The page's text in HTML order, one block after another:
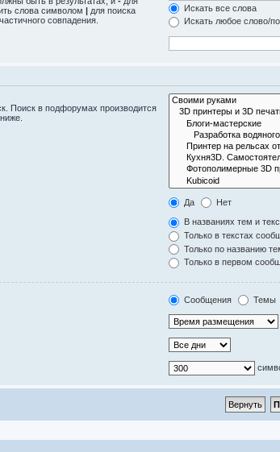
слова символом | для поиска
совпадения.
Искать все слова
Искать любое слово/
Поиск в подфорумах производится
Да Нет
В названиях тем и
Только в текстах
Только по названию
Только в первом
Сообщения Темы